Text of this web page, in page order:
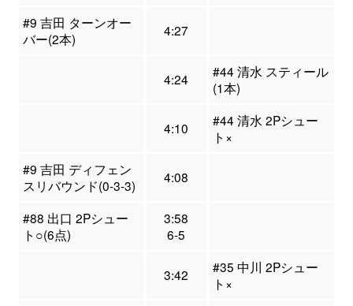
#9 吉田 ターンオー
バー(2本)
4:27
4:24
#44 清水 スティール
(1本)
4:10
#44 清水 2Pシュー
ト×
#9 吉田 ディフェン
スリバウンド(0-3-3)
4:08
#88 出口 2Pシュー
ト○(6点)
3:58
6-5
3:42
#35 中川 2Pシュー
ト×